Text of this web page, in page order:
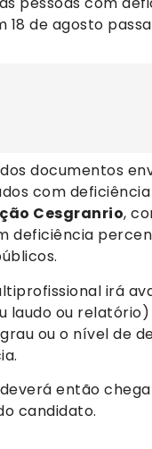
18 de agosto
documentos
com
Cesgranrio,
deficiência
irá
laudo ou
ou o nível de
então
candidato.